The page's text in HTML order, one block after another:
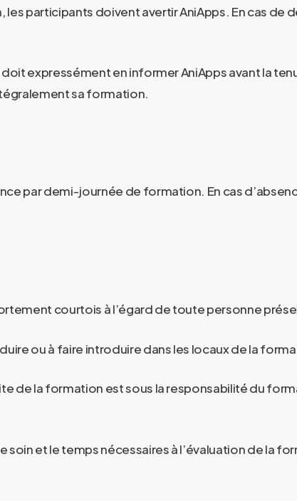
les participants doivent avertirAniApps. En cas de
doit expressément en informerAniAppsavant la
sa formation.
par demi-journée de formation. En cas
courtois à l’égard de toute personne
ou à faire introduire dans les locaux de la
de la formation est sous la responsabilité du
soin et le temps nécessaires à l’évaluation de la